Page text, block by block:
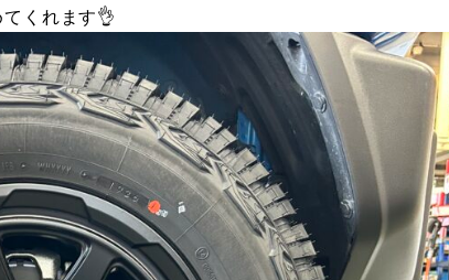
くれます👌